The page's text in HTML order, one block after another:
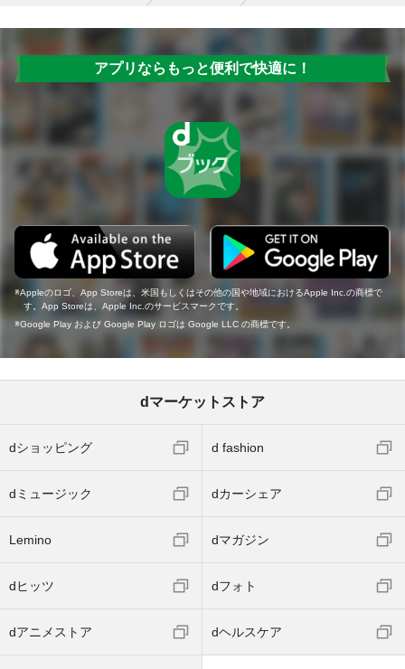
アプリならもっと便利で快適に！
Appleのロゴ、App Storeは、米国もしくはその他の国や地域におけるApple Inc.の商標で
す。App Storeは、Apple Inc.のサービスマークです。
Google Play および Google Play ロゴは Google LLC の商標です。
dマーケットストア
dショッピング d fashion
dミュージック dカーシェア
Lemino dマガジン
dヒッツ dフォト
dアニメストア dヘルスケア